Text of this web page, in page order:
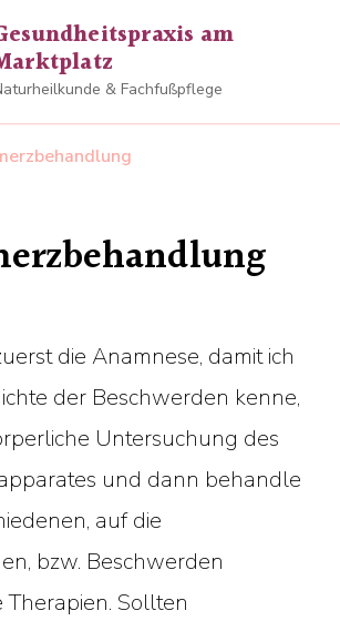
am
& Fachfußpflege
die Anamnese, damit ich
der Beschwerden kenne,
Untersuchung des
und dann behandle
auf die
bzw. Beschwerden
Therapien. Sollten